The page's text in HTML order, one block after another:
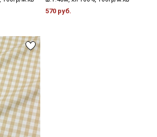
570 руб.
от Купава
здесь дополнительные
и скидки до 30% на узкие
категории тканей